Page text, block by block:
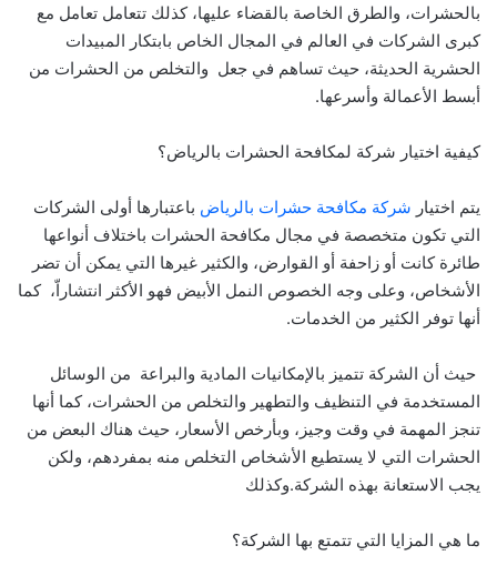
بالحشرات، والطرق الخاصة بالقضاء عليها، كذلك تتعامل تعامل مع
كبرى الشركات في العالم في المجال الخاص بابتكار المبيدات
الحشرية الحديثة، حيث تساهم في جعل والتخلص من الحشرات من
أبسط الأعمالة وأسرعها.
كيفية اختيار شركة لمكافحة الحشرات بالرياض؟
يتم اختيار شركة مكافحة حشرات بالرياض باعتبارها أولى الشركات
التي تكون متخصصة في مجال مكافحة الحشرات باختلاف أنواعها
طائرة كانت أو زاحفة أو القوارض، والكثير غيرها التي يمكن أن تضر
الأشخاص، وعلى وجه الخصوص النمل الأبيض فهو الأكثر انتشاراّ، كما
أنها توفر الكثير من الخدمات.
حيث أن الشركة تتميز بالإمكانيات المادية والبراعة من الوسائل
المستخدمة في التنظيف والتطهير والتخلص من الحشرات، كما أنها
تنجز المهمة في وقت وجيز، وبأرخص الأسعار، حيث هناك البعض من
الحشرات التي لا يستطيع الأشخاص التخلص منه بمفردهم، ولكن
يجب الاستعانة بهذه الشركة.وكذلك
ما هي المزايا التي تتمتع بها الشركة؟